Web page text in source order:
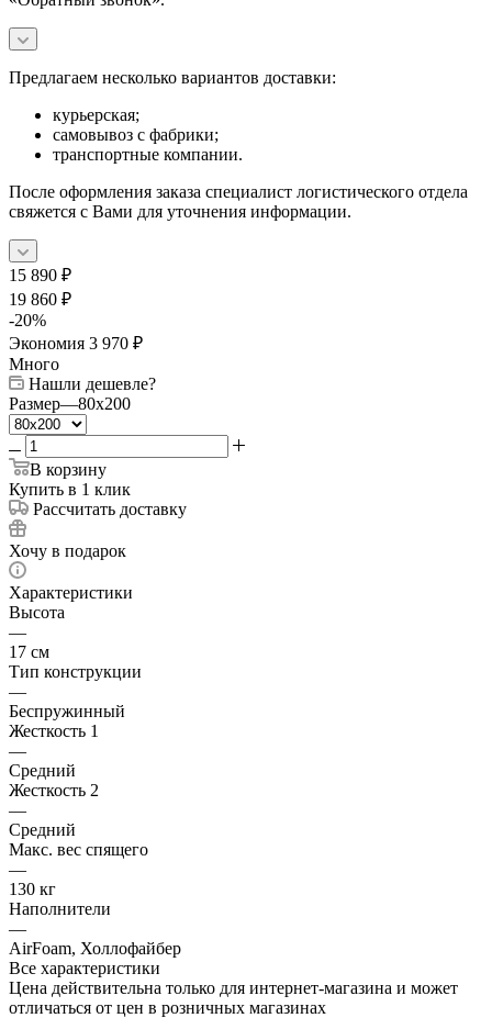
Предлагаем несколько вариантов доставки:
курьерская;
самовывоз с фабрики;
транспортные компании.
После оформления заказа специалист логистического отдела
свяжется с Вами для уточнения информации.
15 890 ₽
19 860 ₽
-20%
Экономия 3 970 ₽
Много
Нашли дешевле?
Размер—80x200
В корзину
Купить в 1 клик
Рассчитать доставку
Хочу в подарок
Характеристики
Высота
—
17 см
Тип конструкции
—
Беспружинный
Жесткость 1
—
Средний
Жесткость 2
—
Средний
Макс. вес спящего
—
130 кг
Наполнители
—
AirFoam, Холлофайбер
Все характеристики
Цена действительна только для интернет-магазина и может
отличаться от цен в розничных магазинах